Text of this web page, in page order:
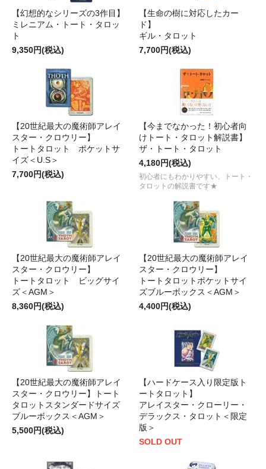
【幻想的なシリーズの3作目】
ミレニアム・トート・タロッ
ト
9,350円(税込)
【生命の樹に対応したカー
ド】
ギル・タロット
7,700円(税込)
【20世紀最大の魔術師アレイ
スター・クロウリー】
トートタロット ポケットサ
イズ＜U.S＞
7,700円(税込)
【今までなかった！初心者向
けトート・タロット解説書】
ザ・トート・タロット
4,180円(税込)
初心者にもわかりやすい、トート・
タロットの解説書です★
【20世紀最大の魔術師アレイ
スター・クロウリー】
トートタロット ビッグサイ
ズ＜AGM＞
8,360円(税込)
【20世紀最大の魔術師アレイ
スター・クロウリー】
トートタロットポケットサイ
ズブルーボックス＜AGM＞
4,400円(税込)
【20世紀最大の魔術師アレイ
スター・クロウリー】トート
タロットスタンダードサイズ
ブルーボックス＜AGM＞
5,500円(税込)
【ハードケース入り限定版ト
ートタロット】
アレイスター・クローリー・
デラックス・タロット＜限定
版＞
SOLD OUT